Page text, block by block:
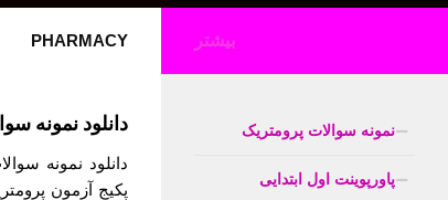
PHARMACY
دانلود نمونه
دانلود نمونه
بیشتر
نمونه سوالات پرومتریک
پاورپوینت اول ابتدایی